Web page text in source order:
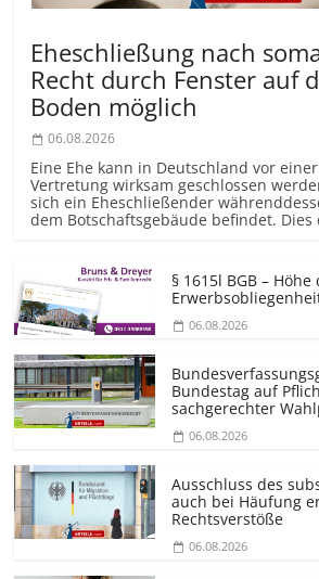
Eheschließung nach
Recht durch Fenster auf
Boden möglich
06.08.2026
Eine Ehe kann in Deutschland vor
Vertretung wirksam geschlossen
sich ein Eheschließender
dem Botschaftsgebäude befindet. Dies
§ 1615l BGB – Höhe
06.08.2026
Bundestag auf
sachgerechter
06.08.2026
Ausschluss des
auch bei Häufung
Rechtsverstöße
06.08.2026